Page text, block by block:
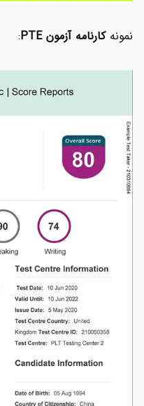
نمونهکارنامه آزمون PTE :